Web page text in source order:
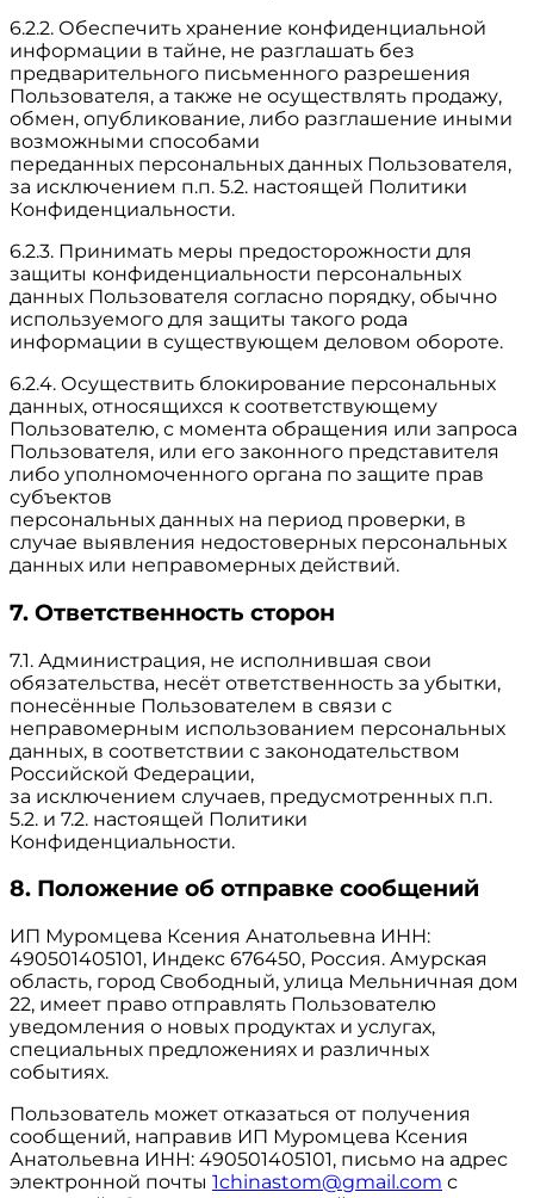
6.2.2. Обеспечить хранение конфиденциальной
информации в тайне, не разглашать без
предварительного письменного разрешения
Пользователя, а также не осуществлять продажу,
обмен, опубликование, либо разглашение иными
возможными способами
переданных персональных данных Пользователя,
за исключением п.п. 5.2. настоящей Политики
Конфиденциальности.
6.2.3. Принимать меры предосторожности для
защиты конфиденциальности персональных
данных Пользователя согласно порядку, обычно
используемого для защиты такого рода
информации в существующем деловом обороте.
6.2.4. Осуществить блокирование персональных
данных, относящихся к соответствующему
Пользователю, с момента обращения или запроса
Пользователя, или его законного представителя
либо уполномоченного органа по защите прав
субъектов
персональных данных на период проверки, в
случае выявления недостоверных персональных
данных или неправомерных действий.
7. Ответственность сторон
7.1. Администрация, не исполнившая свои
обязательства, несёт ответственность за убытки,
понесённые Пользователем в связи с
неправомерным использованием персональных
данных, в соответствии с законодательством
Российской Федерации,
за исключением случаев, предусмотренных п.п.
5.2. и 7.2. настоящей Политики
Конфиденциальности.
8. Положение об отправке сообщений
ИП Муромцева Ксения Анатольевна ИНН:
490501405101, Индекс 676450, Россия. Амурская
область, город Свободный, улица Мельничная дом
22, имеет право отправлять Пользователю
уведомления о новых продуктах и услугах,
специальных предложениях и различных
событиях.
Пользователь может отказаться от получения
сообщений, направив ИП Муромцева Ксения
Анатольевна ИНН: 490501405101, письмо на адрес
электронной почты 1chinastom@gmail.com с